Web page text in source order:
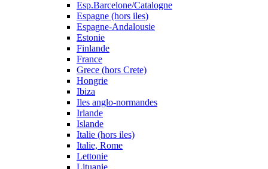
Esp.Barcelone/Catalogne
Espagne (hors iles)
Espagne-Andalousie
Estonie
Finlande
France
Grece (hors Crete)
Hongrie
Ibiza
Iles anglo-normandes
Irlande
Islande
Italie (hors iles)
Italie, Rome
Lettonie
Lituanie